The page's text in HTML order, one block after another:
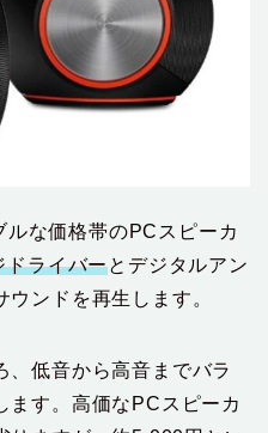
ルな価格帯のPCスピーカ
ドライバーとデジタルアン
ンドを再生します。
、低音から高音までバラ
ます。高価なPCスピーカ